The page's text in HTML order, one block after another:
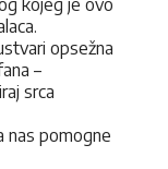
opsežna
–
srca
nas pomogne